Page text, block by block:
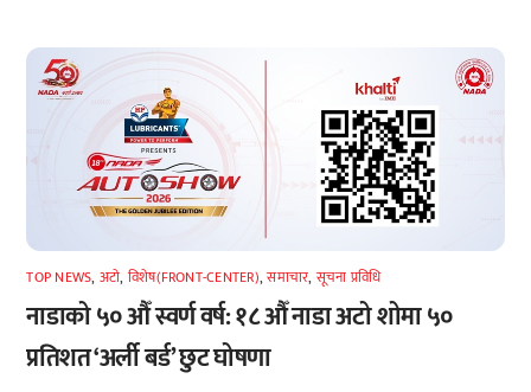
TOP NEWS, अटाे, विशेष(FRONT-CENTER),समाचार, सूचना प्रविधि
नाडाको ५० औँ स्वर्ण वर्ष: १८ औँ नाडा अटो शोमा ५०
प्रतिशत ‘अर्ली बर्ड’ छुट घोषणा